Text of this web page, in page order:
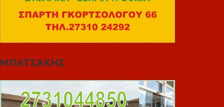
ΜΠΑΤΣΑΚΗΣ